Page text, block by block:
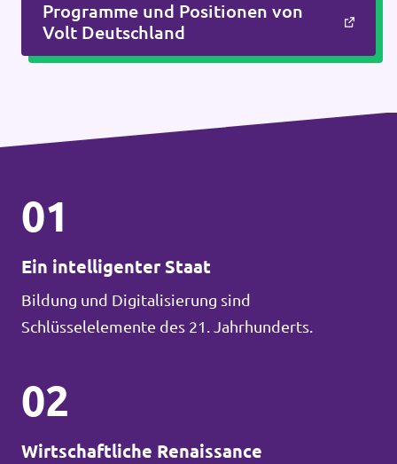
Programme und Positionen von
Volt Deutschland
01
Ein intelligenter Staat
Bildung und Digitalisierung sind
Schlüsselelemente des 21. Jahrhunderts.
02
Wirtschaftliche Renaissance